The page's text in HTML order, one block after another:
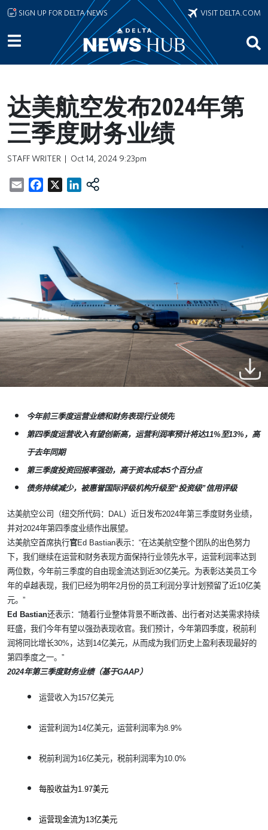
Skip to main content
SIGN UP FOR DELTA NEWS VISIT DELTA.COM
达美航空发布2024年第
三季度财务业绩
STAFF WRITER Oct 14, 2024 9:23pm
EmailFacebookLinkedIn
今年前三季度运营业绩和财务表现行业领先
第四季度运营收入有望创新高，运营利润率预计将达11%至13% ，高
于去年同期
第三季度投资回报率强劲，高于资本成本5个百分点
债务持续减少，被惠誉国际评级机构升级至“投资级”信用评级
达美航空公司（纽交所代码： DAL ）近日发布2024年第三季度财务业绩，
并对2024年第四季度业绩作出展望。
达美航空首席执行官Ed Bastian表示：“在达美航空整个团队的出色努力
下，我们继续在运营和财务表现方面保持行业领先水平，运营利润率达到
两位数，今年前三季度的自由现金流达到近30亿美元。为表彰达美员工今
年的卓越表现，我们已经为明年2月份的员工利润分享计划预留了近10亿美
元。”
Ed Bastian还表示：“随着行业整体背景不断改善、出行者对达美需求持续
旺盛，我们今年有望以强劲表现收官。我们预计，今年第四季度，税前利
润将同比增长30% ，达到 14亿美元，从而成为我们历史上盈利表现最好的
第四季度之一。”
2024年第三季度财务业绩（基于GAAP）
运营收入为157亿美元
运营利润为14亿美元，运营利润率为8.9%
税前利润为16亿美元，税前利润率为10.0%
每股收益为1.97美元
运营现金流为13亿美元